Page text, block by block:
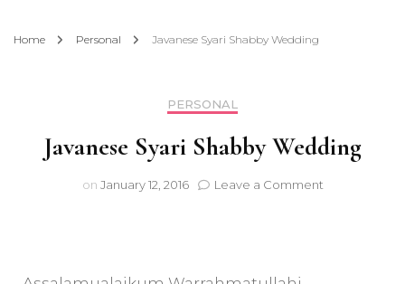
Home Personal Javanese Syari Shabby Wedding
PERSONAL
Javanese Syari Shabby Wedding
on January 12, 2016 Leave a Commenton